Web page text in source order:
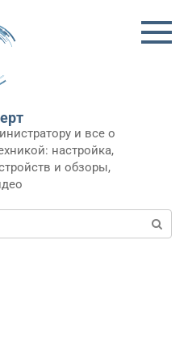
и все о
настройка,
и обзоры,